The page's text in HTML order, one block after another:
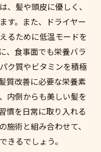
、髪や頭皮に優しく、
す。また、ドライヤー
るために低温モードを
、食事面でも栄養バラ
ク質やビタミンを積極
質改善に必要な栄養素
内側からも美しい髪を
慣を日常に取り入れる
施術と組み合わせて、
きるでしょう。